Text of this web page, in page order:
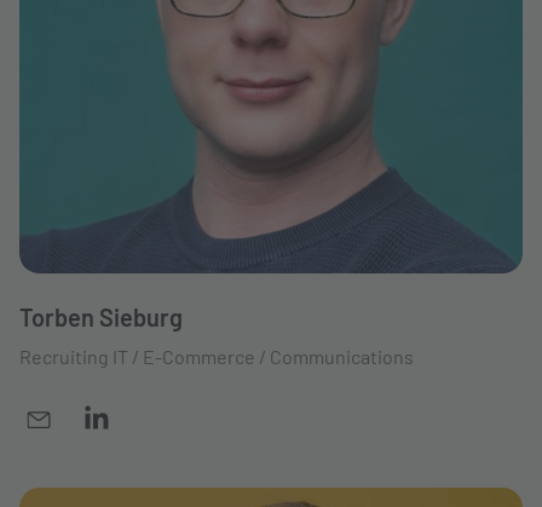
Torben Sieburg
Recruiting IT / E-Commerce / Communications